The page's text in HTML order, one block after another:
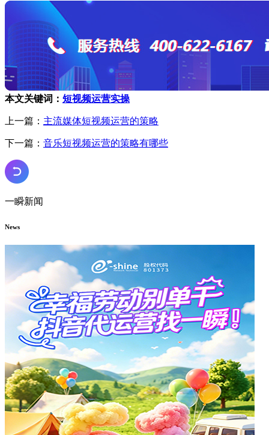
本文关键词： 短视频运营实操
上一篇： 主流媒体短视频运营的策略
下一篇： 音乐短视频运营的策略有哪些
一瞬新闻
News